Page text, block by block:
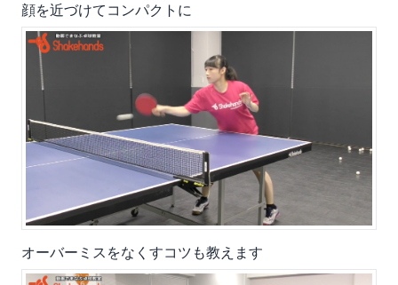
顔を近づけてコンパクトに
オーバーミスをなくすコツも教えます